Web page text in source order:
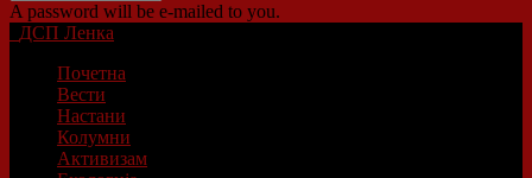
A password will be e-mailed to you.
ДСП Ленка
Почетна
Вести
Настани
Колумни
Активизам